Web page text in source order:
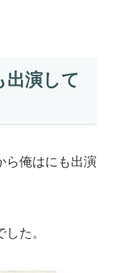
出演して
ら俺はにも出演
た。